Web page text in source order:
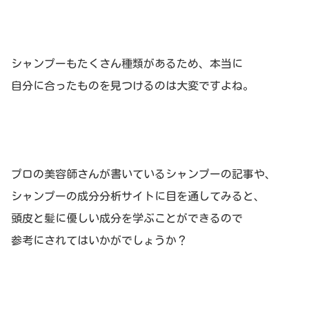
シャンプーもたくさん種類があるため、本当に
自分に合ったものを見つけるのは大変ですよね。
プロの美容師さんが書いているシャンプーの記事や、
シャンプーの成分分析サイトに目を通してみると、
頭皮と髪に優しい成分を学ぶことができるので
参考にされてはいかがでしょうか？